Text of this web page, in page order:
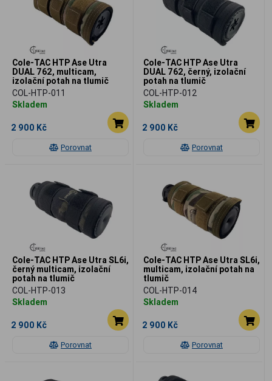
Porovnat
Cole-TAC HTP Ase Utra
DUAL 762, multicam,
izolační potah na tlumič
COL-HTP-011
Skladem
2 900 Kč
Porovnat
Cole-TAC HTP Ase Utra
DUAL 762, černý, izolační
potah na tlumič
COL-HTP-012
Skladem
2 900 Kč
Porovnat
Cole-TAC HTP Ase Utra SL6i,
černý multicam, izolační
potah na tlumič
COL-HTP-013
Skladem
2 900 Kč
Porovnat
Cole-TAC HTP Ase Utra SL6i,
multicam, izolační potah na
tlumič
COL-HTP-014
Skladem
2 900 Kč